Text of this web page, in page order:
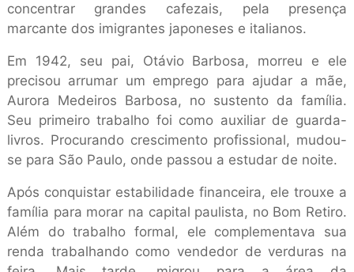
concentrar grandes cafezais, pela presença
marcante dos imigrantes japoneses e italianos.
Em 1942, seu pai, Otávio Barbosa, morreu e ele
precisou arrumar um emprego para ajudar a mãe,
Aurora Medeiros Barbosa, no sustento da família.
Seu primeiro trabalho foi como auxiliar de guarda-
livros. Procurando crescimento profissional, mudou-
se para São Paulo, onde passou a estudar de noite.
Após conquistar estabilidade financeira, ele trouxe a
família para morar na capital paulista, no Bom Retiro.
Além do trabalho formal, ele complementava sua
renda trabalhando como vendedor de verduras na